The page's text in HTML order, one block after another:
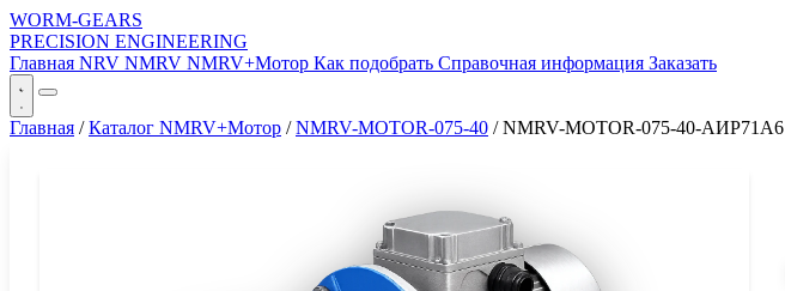
WORM-GEARS
PRECISION ENGINEERING
Главная NRV NMRV NMRV+Мотор Как подобрать Справочная информация Заказать
Главная / Каталог NMRV+Мотор / NMRV-MOTOR-075-40 / NMRV-MOTOR-075-40-АИР71A6